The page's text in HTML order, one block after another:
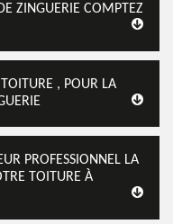
ZINGUERIE COMPTEZ
, POUR LA
PROFESSIONNEL LA
TOITURE À